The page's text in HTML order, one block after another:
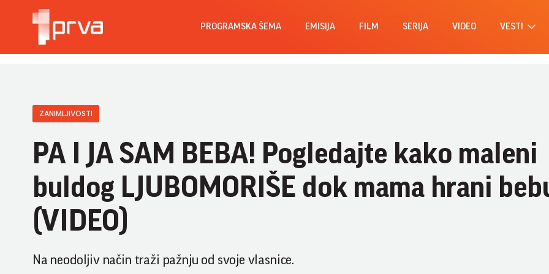
PROGRAMSKA ŠEMA EMISIJA FILM SERIJA VIDEO VESTI
ZANIMLJIVOSTI
PA I JA SAM BEBA! Pogledajte kako maleni
buldog LJUBOMORIŠE dok mama hrani
(VIDEO)
Na neodoljiv način traži pažnju od svoje vlasnice.